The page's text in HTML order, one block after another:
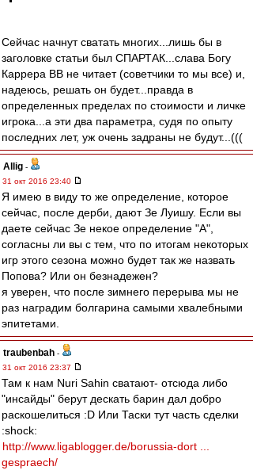
Сейчас начнут сватать многих...лишь бы в
заголовке статьи был СПАРТАК...слава Богу
Каррера ВВ не читает (советчики то мы все) и,
надеюсь, решать он будет...правда в
определенных пределах по стоимости и личке
игрока...а эти два параметра, судя по опыту
последних лет, уж очень задраны не будут...(((
Allig -
31 окт 2016 23:40
Я имею в виду то же определение, которое
сейчас, после дерби, дают Зе Луишу. Если вы
даете сейчас Зе некое определение "А",
согласны ли вы с тем, что по итогам некоторых
игр этого сезона можно будет так же назвать
Попова? Или он безнадежен?
я уверен, что после зимнего перерыва мы не
раз наградим болгарина самыми хвалебными
эпитетами.
traubenbah -
31 окт 2016 23:37
Там к нам Nuri Sahin сватают- отсюда либо
"инсайды" берут дескать барин дал добро
раскошелиться :D Или Таски тут часть сделки
:shock:
http://www.ligablogger.de/borussia-dort ...
gespraech/